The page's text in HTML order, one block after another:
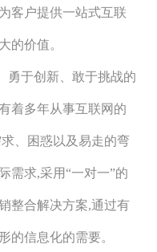
客户提供一站式互联
的价值。
勇于创新、敢于挑战的
着多年从事互联网的
、困惑以及易走的弯
需求,采用“一对一”的
整合解决方案,通过有
的信息化的需要。